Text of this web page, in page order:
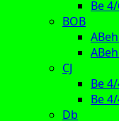
Be
BOB
CJ
Be
Be
Db